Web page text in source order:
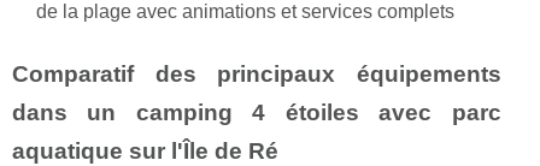
de la plage avec animations et services complets
Comparatif des principaux équipements
dans un camping 4 étoiles avec parc
aquatique sur l'Île de Ré